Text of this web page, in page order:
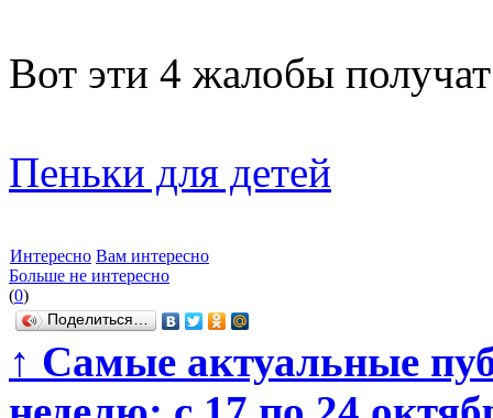
Вот эти 4 жалобы
Пеньки для детей
Интересно Вам интересно
Больше не интересно
(0)
Поделиться…
↑ Самые актуальные